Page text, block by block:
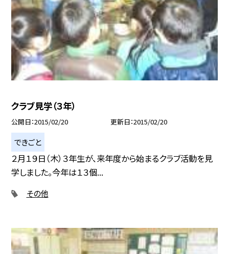
クラブ見学（３年）
公開日 2015/02/20 更新日 2015/02/20
できごと
２月１９日（木）３年生が、来年度から始まるクラブ活動を見
学しました。今年は１３個...
その他